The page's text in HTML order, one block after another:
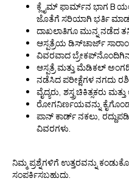
ಕ್ಲೈಮ್ ಫಾರ್ಮ್‌ನ ಭಾಗ B
ಜೊತೆಗೆ ಸರಿಯಾಗಿ ಭರ್ತಿ
ದಾಖಲಾತಿಗೂ ಮುನ್ನ ನಡೆದ
ಆಸ್ಪತ್ರೆಯ ಡಿಸ್‌ಚಾರ್ಜ್
ವಿವರವಾದ
ಆಸ್ಪತ್ರೆ ಮತ್ತು ಮೆಡಿಕಲ್
ನಡೆಸಿದ ಪರೀಕ್ಷೆಗಳ ನಗದು
ವೈದ್ಯರು, ಶಸ್ತ್ರಚಿಕಿತ್ಸಕರು
ರೋಗನಿರ್ಣಯವನ್ನು ಕೈಗೊಂಡ
ಪಾನ್ ಕಾರ್ಡ್‌ ನಕಲು,
ವಿವರಗಳು.
ನಿಮ್ಮ ಪ್ರಶ್ನೆಗಳಿಗೆ ಉತ್ತರವನ್ನು
ಸಂಪರ್ಕಿಸಬಹುದು.